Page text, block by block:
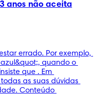
anos não aceita
errado. Por exemplo,
quando o
que . Em
as suas dúvidas
Conteúdo